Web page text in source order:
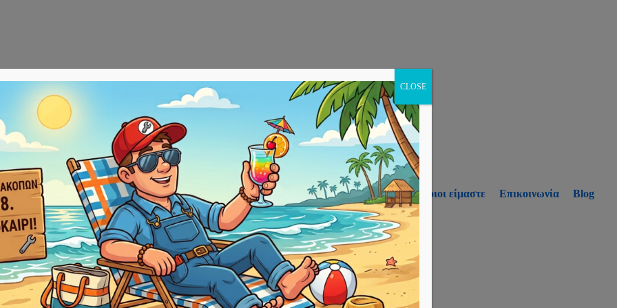
Αρχική E-shop Υπηρεσίες Ποιοι είμαστε Επικοινωνία
Blog
CLOSE